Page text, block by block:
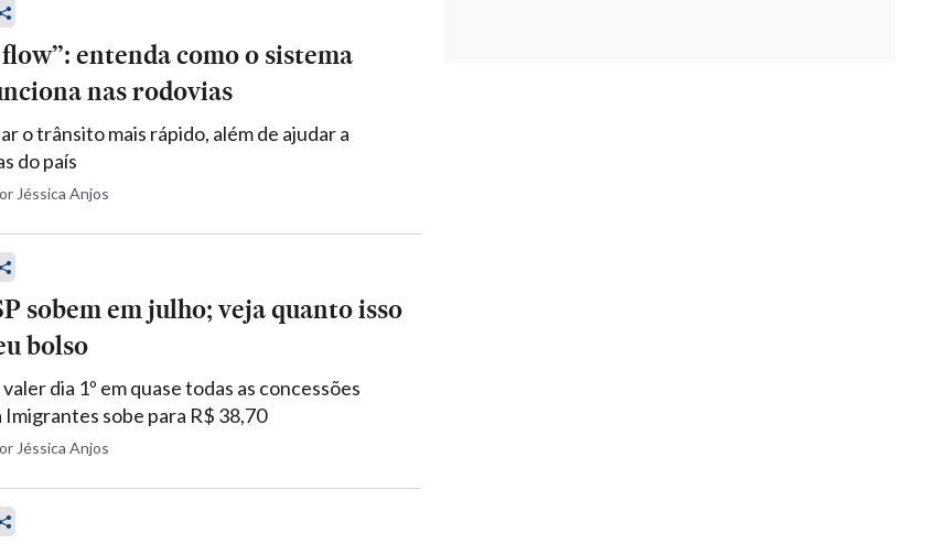
entenda como o sistema
nas rodovias
o trânsito mais rápido, além de ajudar a
do país
Jéssica Anjos
sobem em julho; veja quanto isso
bolso
dia 1º em quase todas as concessões
sobe para R$ 38,70
Jéssica Anjos